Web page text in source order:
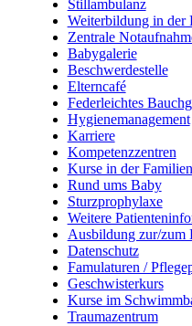
Stillambulanz
Weiterbildung in der
Zentrale
Babygalerie
Beschwerdestelle
Elterncafé
Federleichtes
Hygienemanagement
Karriere
Kompetenzzentren
Kurse in der
Rund ums Baby
Sturzprophylaxe
Weitere
Ausbildung zur/zum
Datenschutz
Famulaturen /
Geschwisterkurs
Kurse im
Traumazentrum